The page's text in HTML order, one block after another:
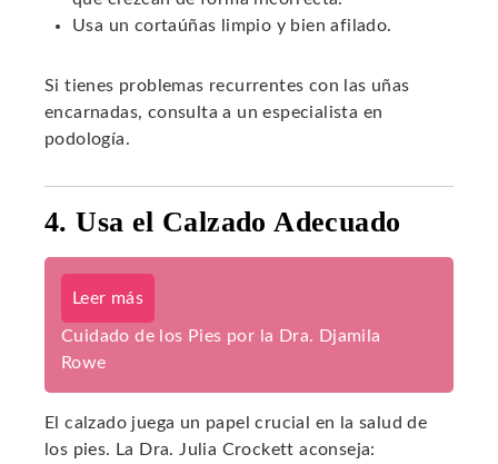
Usa un cortaúñas limpio y bien afilado.
Si tienes problemas recurrentes con las uñas
encarnadas, consulta a un especialista en
podología.
4. Usa el Calzado Adecuado
Leer más
Cuidado de los Pies por la Dra. Djamila
Rowe
El calzado juega un papel crucial en la salud de
los pies. La Dra. Julia Crockett aconseja: